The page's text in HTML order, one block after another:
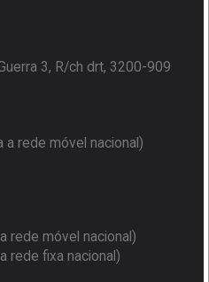
3, R/ch drt, 3200-909
a rede móvel nacional)
rede móvel nacional)
rede fixa nacional)